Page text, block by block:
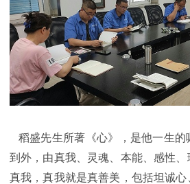
稻盛先生所著《心》，是他一生的
到外，由真我、灵魂、本能、感性
真我，真我就是真善美，包括坦诚